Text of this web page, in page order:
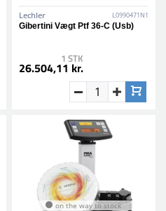
Lechler L0990471N1
Gibertini Vægt Ptf 36-C (Usb)
1 STK
26.504,11 kr.
on the way to stock